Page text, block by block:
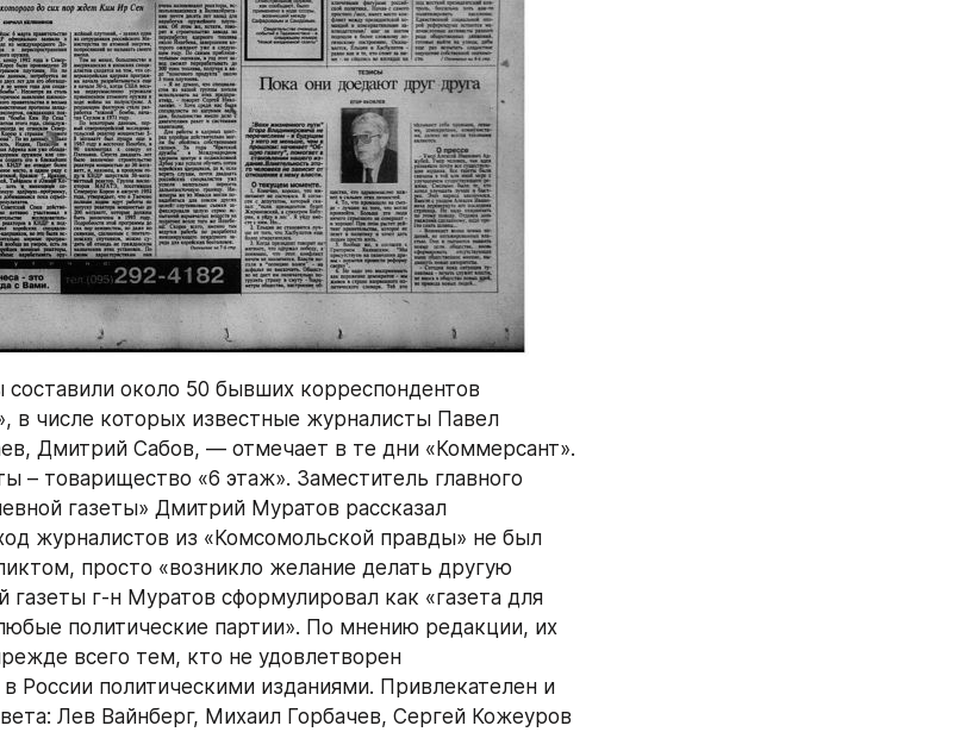
составили около 50 бывших корреспондентов
в числе которых известные журналисты Павел
Дмитрий Сабов, — отмечает в те дни «Коммерсант».
– товарищество «6 этаж». Заместитель главного
газеты» Дмитрий Муратов рассказал
журналистов из «Комсомольской правды» не был
просто «возникло желание делать другую
газеты г-н Муратов сформулировал как «газета для
политические партии». По мнению редакции, их
всего тем, кто не удовлетворен
России политическими изданиями. Привлекателен и
Лев Вайнберг, Михаил Горбачев, Сергей Кожеуров